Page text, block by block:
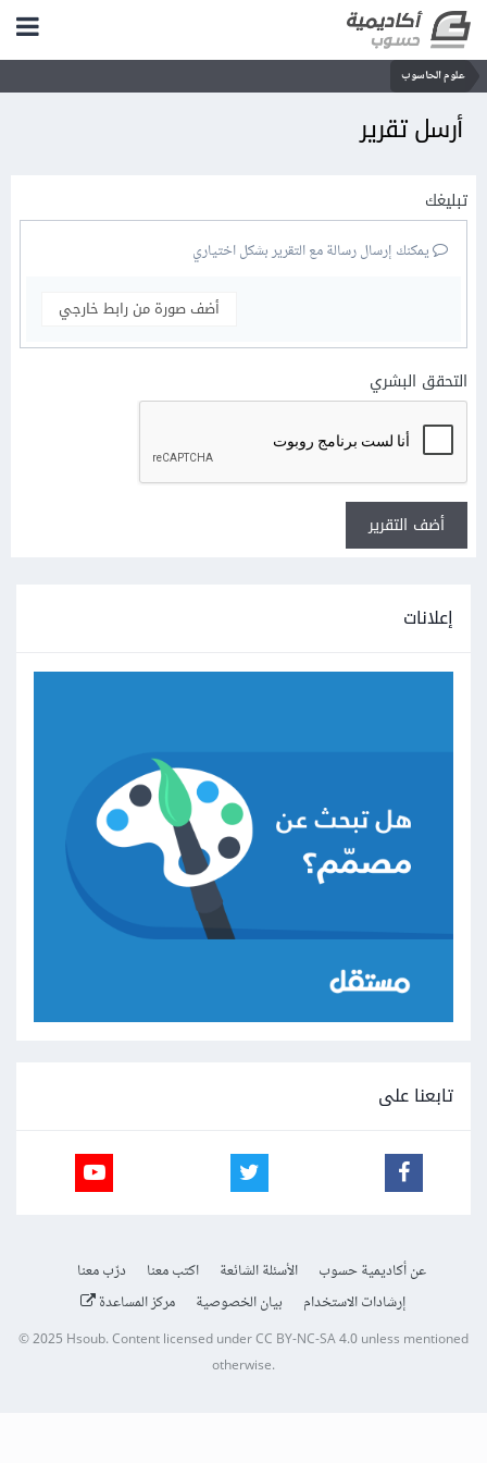
علوم الحاسوب
أرسل تقرير
تبليغك
يمكنك إرسال رسالة مع التقرير بشكل اختياري
أضف صورة من رابط خارجي
التحقق البشري
أضف التقرير
إعلانات
تابعنا على
عن أكاديمية حسوب الأسئلة الشائعة اكتب معنا
درّب معنا
إرشادات الاستخدام
بيان الخصوصية مركز المساعدة
© 2025 Hsoub.Content licensed underCC BY-NC-SA 4.0unless mentioned
otherwise.